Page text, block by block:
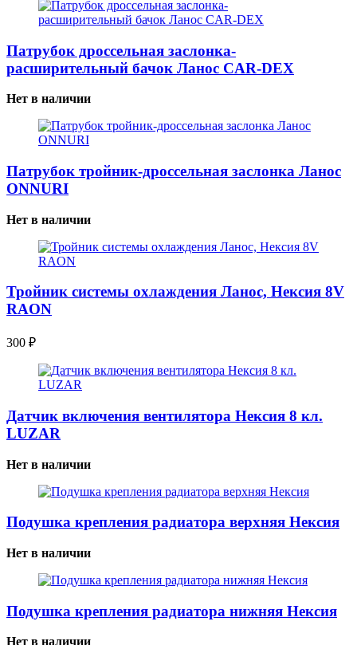
Патрубок дроссельная заслонка-
расширительный бачок Ланос CAR-DEX
Нет в наличии
Патрубок тройник-дроссельная заслонка Ланос
ONNURI
Нет в наличии
Тройник системы охлаждения Ланос, Нексия 8V
RAON
300 ₽
Датчик включения вентилятора Нексия 8 кл.
LUZAR
Нет в наличии
Подушка крепления радиатора верхняя Нексия
Нет в наличии
Подушка крепления радиатора нижняя Нексия
Нет в наличии